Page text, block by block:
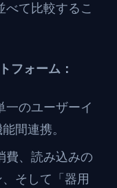
べて比較するこ
フォーム：
一のユーザーイ
間連携。
費、読み込みの
そして「器用